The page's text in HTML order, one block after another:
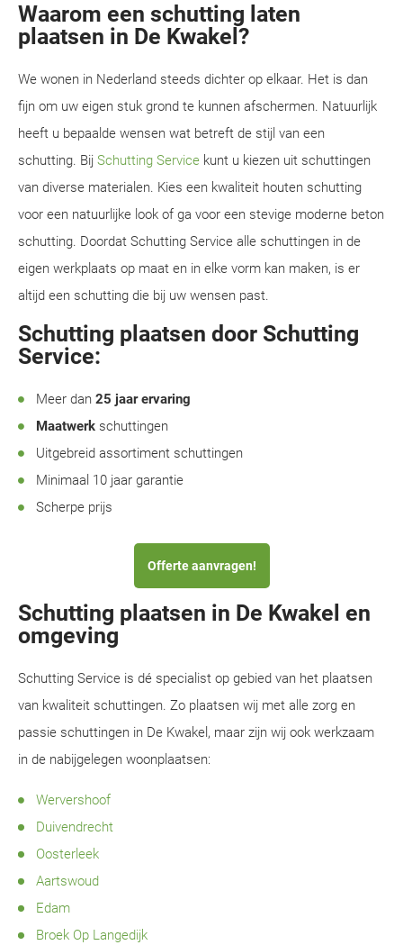
Waarom een schutting laten
plaatsen in De Kwakel?
We wonen in Nederland steeds dichter op elkaar. Het is dan
fijn om uw eigen stuk grond te kunnen afschermen. Natuurlijk
heeft u bepaalde wensen wat betreft de stijl van een
schutting. Bij Schutting Service kunt u kiezen uit schuttingen
van diverse materialen. Kies een kwaliteit houten schutting
voor een natuurlijke look of ga voor een stevige moderne beton
schutting. Doordat Schutting Service alle schuttingen in de
eigen werkplaats op maat en in elke vorm kan maken, is er
altijd een schutting die bij uw wensen past.
Schutting plaatsen door Schutting
Service:
Meer dan 25 jaar ervaring
Maatwerk schuttingen
Uitgebreid assortiment schuttingen
Minimaal 10 jaar garantie
Scherpe prijs
Offerte aanvragen!
Schutting plaatsen in De Kwakel en
omgeving
Schutting Service is dé specialist op gebied van het plaatsen
van kwaliteit schuttingen. Zo plaatsen wij met alle zorg en
passie schuttingen in De Kwakel, maar zijn wij ook werkzaam
in de nabijgelegen woonplaatsen:
Wervershoof
Duivendrecht
Oosterleek
Aartswoud
Edam
Broek Op Langedijk